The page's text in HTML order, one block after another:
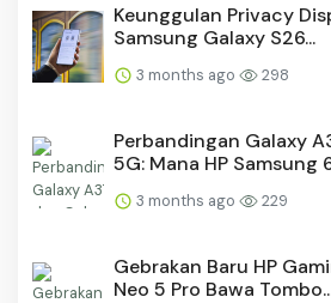
Keunggulan Privacy
Samsung Galaxy S26...
3 months ago 298
Perbandingan Galaxy
5G: Mana HP Samsung
3 months ago 229
Gebrakan Baru HP
Neo 5 Pro Bawa